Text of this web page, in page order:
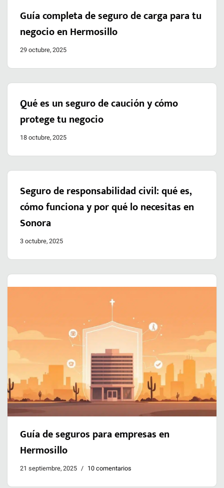
Guía completa de seguro de carga para tu
negocio en Hermosillo
29 octubre, 2025
Qué es un seguro de caución y cómo
protege tu negocio
18 octubre, 2025
Seguro de responsabilidad civil: qué es,
cómo funciona y por qué lo necesitas en
Sonora
3 octubre, 2025
Guía de seguros para empresas en
Hermosillo
21 septiembre, 2025 10 comentarios